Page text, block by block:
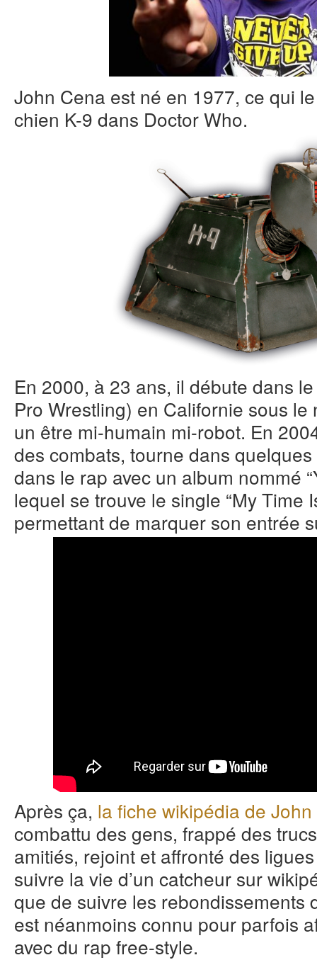
John Cena est né en 1977, ce qui
chien K-9 dans Doctor Who.
En 2000, à 23 ans, il débute dans
Pro Wrestling) en Californie sous
un être mi-humain mi-robot. En
des combats, tourne dans
dans le rap avec un album nommé
lequel se trouve le single “My Time
permettant de marquer son entrée
Après ça, la fiche wikipédia de
combattu des gens, frappé des
amitiés, rejoint et affronté des
suivre la vie d’un catcheur sur
que de suivre les rebondissements
est néanmoins connu pour parfois
avec du rap free-style.